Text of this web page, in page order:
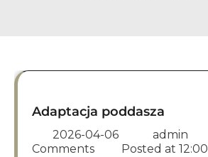
Adaptacja poddasza
2026-04-06 admin
Comments
Posted at 12:00